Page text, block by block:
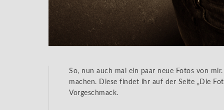
So, nun auch mal ein paar neue Fotos von
machen. Diese findet ihr auf der Seite „Die
Vorgeschmack.